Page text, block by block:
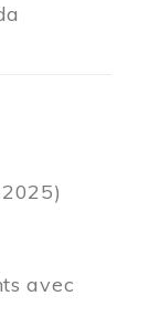
avec